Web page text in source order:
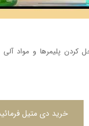
کردن پلیمرها و مواد
خرید دی متیل